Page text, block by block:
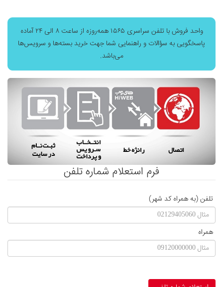
واحد فروش با تلفن سراسری ۱۵۶۵ همه‌روزه از ساعت ۸ الی ۲۴ آماده
پاسخگویی به سؤالات و راهنمایی شما جهت خرید بسته‌ها و سرویس‌ها
می‌باشد.
فرم استعلام شماره تلفن
تلفن (به همراه کد شهر)
همراه